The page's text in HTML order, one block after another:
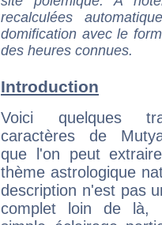
recalculées
domification avec le
des heures connues.
Introduction
Voici quelques
caractères de
que l'on peut
thème astrologique
description n'est pas
complet loin de là,